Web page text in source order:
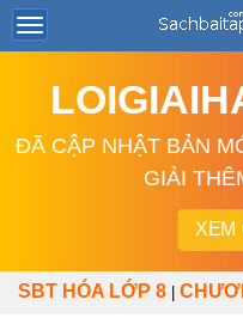
ĐÃ CẬP NHẬT BẢN
GIẢI
XEM
SBT HÓA LỚP 8